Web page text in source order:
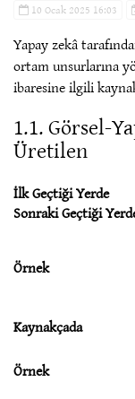
10 Ocak 2025 16:03
Yapay zekâ
ortam unsurlarına
ibaresine ilgili
1.1. Görsel-
Üretilen
İlk Geçtiği Yerde
Sonraki Geçtiği
Örnek
Kaynakçada
Örnek